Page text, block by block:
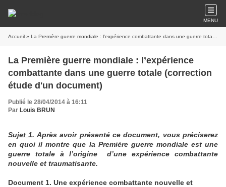
MENU
Accueil » La Première guerre mondiale : l’expérience combattante dans une guerre totale (correction étude d'un document)
La Première guerre mondiale : l’expérience
combattante dans une guerre totale (correction
étude d'un document)
Publié le 28/04/2014 à 16:11
Par Louis BRUN
Sujet 1. Après avoir présenté ce document, vous préciserez
en quoi il montre que la Première guerre mondiale est une
guerre totale à l’origine d’une expérience combattante
nouvelle et traumatisante.
Document 1. Une expérience combattante nouvelle et